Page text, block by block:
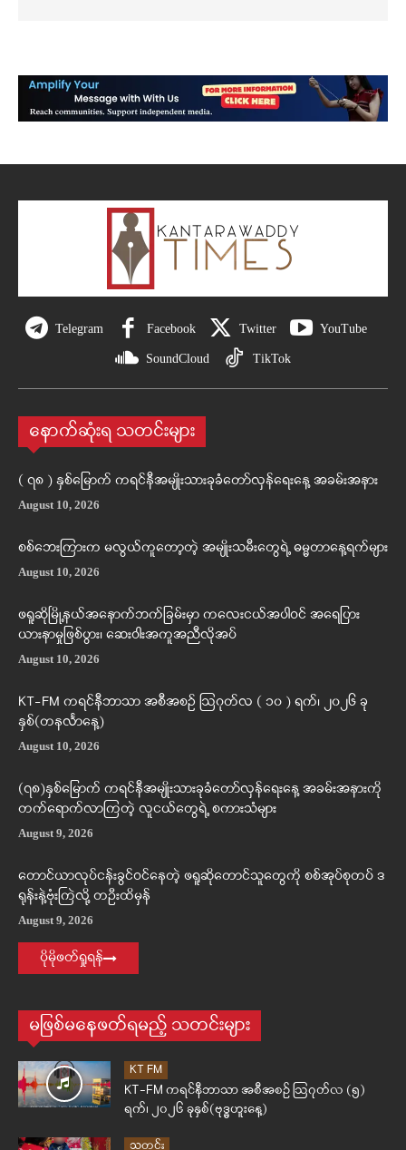
Telegram Facebook Twitter YouTube
SoundCloud TikTok
နောက်ဆုံးရ သတင်းများ
( ၇၈ ) နှစ်မြောက် ကရင်နီအမျိုးသားခုခံတော်လှန်ရေးနေ့ အခမ်းအနား
August 10, 2026
စစ်ဘေးကြားက မလွယ်ကူတော့တဲ့ အမျိုးသမီးတွေရဲ့ ဓမ္မတာနေ့ရက်များ
August 10, 2026
ဖရူဆိုမြို့နယ်အနောက်ဘက်ခြမ်းမှာ ကလေးငယ်အပါဝင် အရေပြား
ယားနာမှုဖြစ်ပွား၊ ဆေးဝါးအကူအညီလိုအပ်
August 10, 2026
KT-FM ကရင်နီဘာသာ အစီအစဉ် ဩဂုတ်လ ( ၁၀ ) ရက်၊ ၂၀၂၆ ခု
နှစ်(တနင်္လာနေ့)
August 10, 2026
(၇၈)နှစ်မြောက် ကရင်နီအမျိုးသားခုခံတော်လှန်ရေးနေ့ အခမ်းအနားကို
တက်ရောက်လာကြတဲ့ လူငယ်တွေရဲ့ စကားသံများ
August 9, 2026
တောင်ယာလုပ်ငန်းခွင်ဝင်နေတဲ့ ဖရူဆိုတောင်သူတွေကို စစ်အုပ်စုတပ် ဒ
ရုန်းနဲ့ဗုံးကြဲလို့ တဦးထိမှန်
August 9, 2026
ပိုမိုဖတ်ရှုရန်
မဖြစ်မနေဖတ်ရမည့် သတင်းများ
KT FM
KT-FM ကရင်နီဘာသာ အစီအစဉ် ဩဂုတ်လ (၅)
ရက်၊ ၂၀၂၆ ခုနှစ်(ဗုဒ္ဓဟူးနေ့)
သတင်း